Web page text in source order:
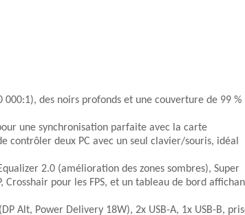
des noirs profonds et une couverture de 99 %
une synchronisation parfaite avec la carte
contrôler deux PC avec un seul clavier/souris, idéal
2.0 (amélioration des zones sombres), Super
Crosshair pour les FPS, et un tableau de bord
Alt, Power Delivery 18W), 2x USB-A, 1x USB-B,